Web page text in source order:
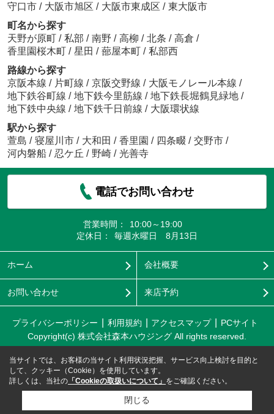
守口市 / 大阪市旭区 / 大阪市東成区 / 東大阪市
町名から探す
天野が原町 / 私部 / 南野 / 高柳 / 北条 / 高倉 /
香里園桜木町 / 星田 / 蔀屋本町 / 私部西
路線から探す
京阪本線 / 片町線 / 京阪交野線 / 大阪モノレール本線 /
地下鉄谷町線 / 地下鉄今里筋線 / 地下鉄長堀鶴見緑地 /
地下鉄中央線 / 地下鉄千日前線 / 大阪環状線
駅から探す
萱島 / 寝屋川市 / 大和田 / 香里園 / 四条畷 / 交野市 /
河内磐船 / 忍ケ丘 / 野崎 / 光善寺
電話でお問い合わせ
営業時間：
10:00～19:00
定休日：
毎週水曜日 8月13日
ホーム 会社概要
お問い合わせ 来店予約
プライバシーポリシー 利用規約 アクセスマップ
PCサイト
Copyright(c) 株式会社森本ハウジング All rights reserved.
当サイトでは、お客様の当サイト利用状況把握、サービス向上検討を目的と
して、クッキー（Cookie）を使用しています。
詳しくは、当社の 「Cookieの取扱いについて」 をご確認ください。
閉じる